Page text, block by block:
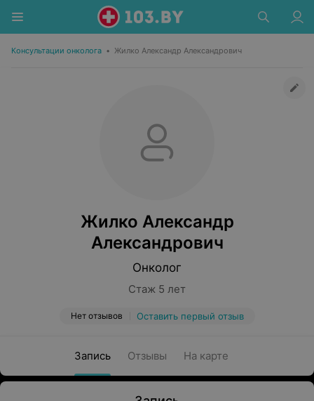
Консультации онколога • Жилко Александр Александрович
Жилко Александр
Александрович
Онколог
Стаж 5 лет
Нет отзывов Оставить первый отзыв
Запись Отзывы На карте